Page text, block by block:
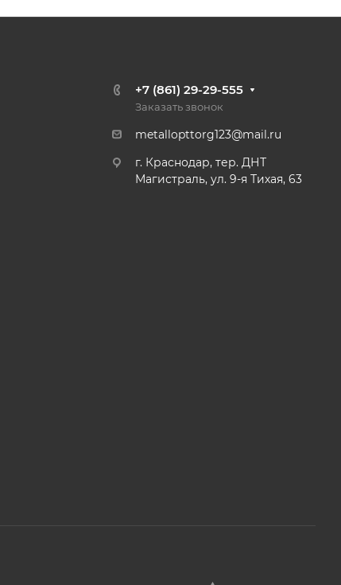
+7 (861) 29-29-555
Заказать звонок
metallopttorg123@mail.ru
г. Краснодар, тер. ДНТ
Магистраль, ул. 9-я Тихая, 63